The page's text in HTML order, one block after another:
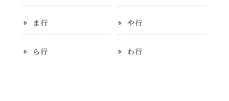
ま行 や行
ら行 わ行